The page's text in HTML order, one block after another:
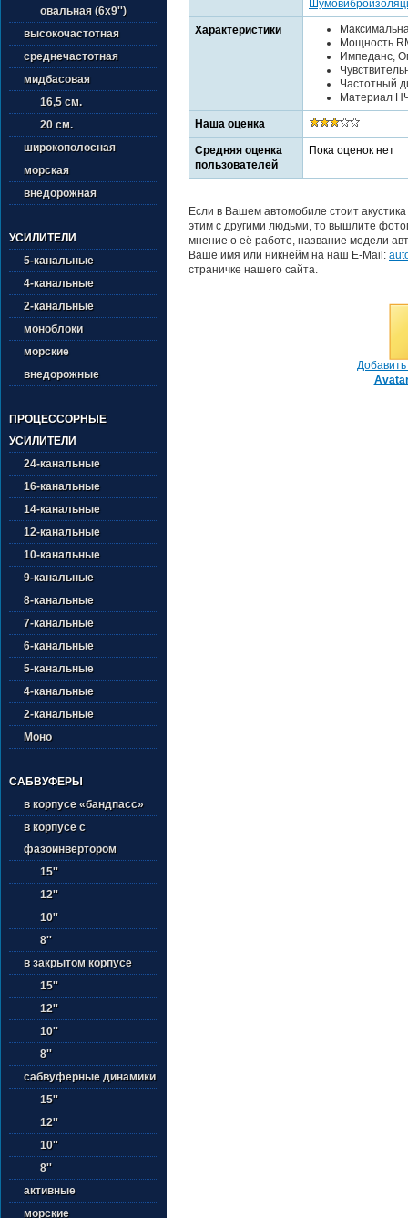
овальная (6х9'')
высокочастотная
среднечастотная
мидбасовая
16,5 см.
20 см.
широкополосная
морская
внедорожная
УСИЛИТЕЛИ
5-канальные
4-канальные
2-канальные
моноблоки
морские
внедорожные
ПРОЦЕССОРНЫЕ
УСИЛИТЕЛИ
24-канальные
16-канальные
14-канальные
12-канальные
10-канальные
9-канальные
8-канальные
7-канальные
6-канальные
5-канальные
4-канальные
2-канальные
Моно
САБВУФЕРЫ
в корпусе «бандпасс»
в корпусе с
фазоинвертором
15''
12''
10''
8''
в закрытом корпусе
15''
12''
10''
8''
сабвуферные динамики
15''
12''
10''
8''
активные
морские
Характеристики
Мощность
Импеданс,
Частотный
Материал
Наша оценка
Средняя оценка
пользователей
Пока оценок нет
Если в Вашем автомобиле стоит
этим с другими людьми, то вышлите
мнение о её работе, название модели
Ваше имя или никнейм на наш E-Mail:
страничке нашего сайта.